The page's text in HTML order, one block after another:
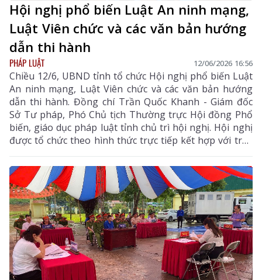
Hội nghị phổ biến Luật An ninh mạng,
Luật Viên chức và các văn bản hướng
dẫn thi hành
PHÁP LUẬT 12/06/2026 16:56
Chiều 12/6, UBND tỉnh tổ chức Hội nghị phổ biến Luật
An ninh mạng, Luật Viên chức và các văn bản hướng
dẫn thi hành. Đồng chí Trần Quốc Khanh - Giám đốc
Sở Tư pháp, Phó Chủ tịch Thường trực Hội đồng Phổ
biến, giáo dục pháp luật tỉnh chủ trì hội nghị. Hội nghị
được tổ chức theo hình thức trực tiếp kết hợp với trực
tuyến kết nối đến điểm cầu các xã, phường trong tỉnh.